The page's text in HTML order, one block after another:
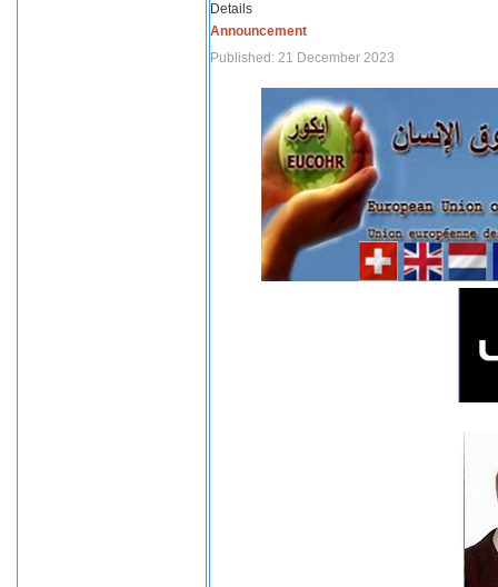
Details
Announcement
Published: 21 December 2023